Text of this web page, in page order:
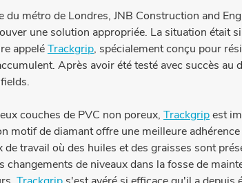
du métro de Londres, JNB Construction and
une solution appropriée. La situation était
appeléTrackgrip, spécialement conçu pour
Après avoir été testé avec succès au
couches de PVC non poreux, Trackgripest
motif de diamant offre une meilleure
travail où des huiles et des graisses sont
changements de niveaux dans la fosse de